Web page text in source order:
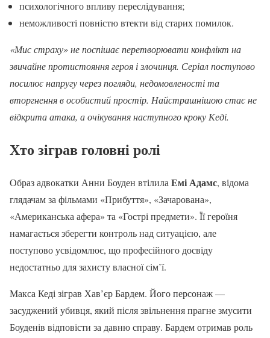
психологічного впливу переслідування;
неможливості повністю втекти від старих помилок.
«Мис страху» не поспішає перетворювати конфлікт на
звичайне протистояння героя і злочинця. Серіал поступово
посилює напругу через погляди, недомовленості та
вторгнення в особистий простір. Найстрашнішою стає не
відкрита атака, а очікування наступного кроку Кеді.
Хто зіграв головні ролі
Образ адвокатки Анни Боуден втілилаЕмі Адамс, відома
глядачам за фільмами «Прибуття», «Зачарована»,
«Американська афера» та «Гострі предмети». Її героїня
намагається зберегти контроль над ситуацією, але
поступово усвідомлює, що професійного досвіду
недостатньо для захисту власної сім’ї.
Макса Кеді зіграв Хав’єр Бардем. Його персонаж —
засуджений убивця, який після звільнення прагне змусити
Боуденів відповісти за давню справу. Бардем отримав роль